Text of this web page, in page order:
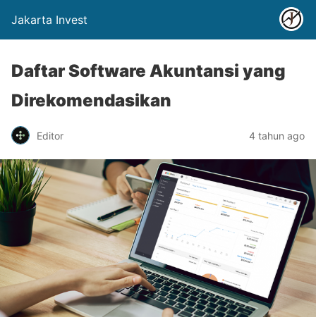
Jakarta Invest
Daftar Software Akuntansi yang
Direkomendasikan
Editor 4 tahun ago